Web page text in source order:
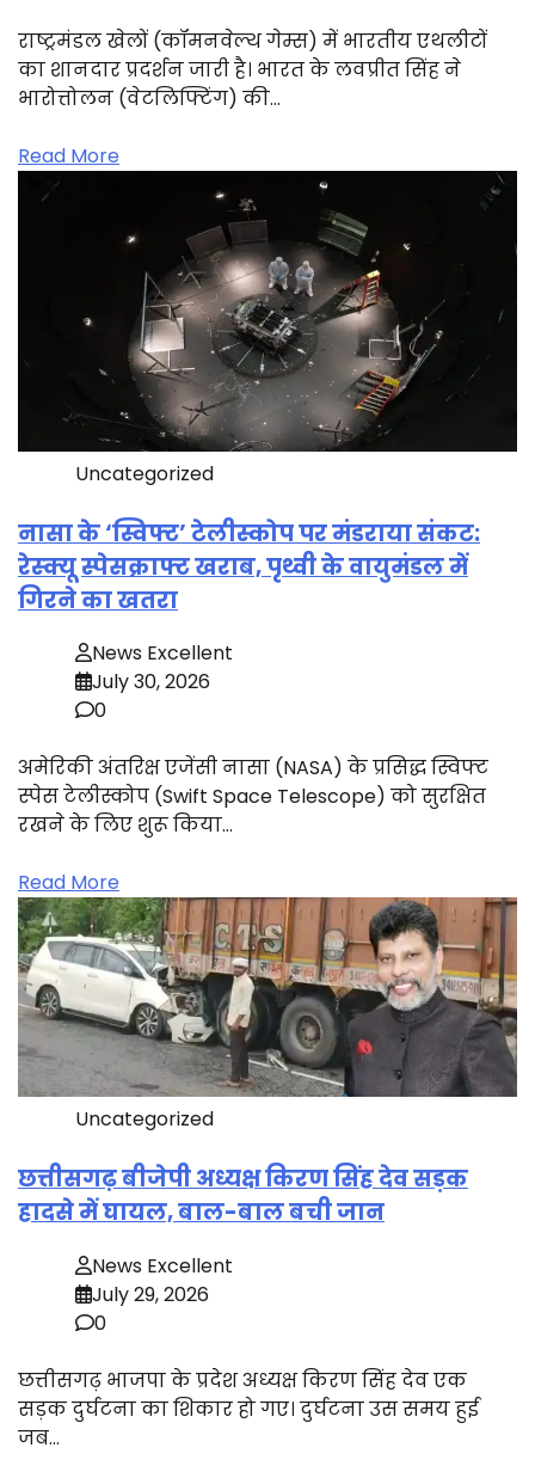
राष्ट्रमंडल खेलों (कॉमनवेल्थ गेम्स) में भारतीय एथलीटों
का शानदार प्रदर्शन जारी है। भारत के लवप्रीत सिंह ने
भारोत्तोलन (वेटलिफ्टिंग) की…
Read More
Uncategorized
नासा के ‘स्विफ्ट’ टेलीस्कोप पर मंडराया संकट:
रेस्क्यू स्पेसक्राफ्ट खराब, पृथ्वी के वायुमंडल में
गिरने का खतरा
News Excellent
July 30, 2026
0
अमेरिकी अंतरिक्ष एजेंसी नासा (NASA) के प्रसिद्ध स्विफ्ट
स्पेस टेलीस्कोप (Swift Space Telescope) को सुरक्षित
रखने के लिए शुरू किया…
Read More
Uncategorized
छत्तीसगढ़ बीजेपी अध्यक्ष किरण सिंह देव सड़क
हादसे में घायल, बाल-बाल बची जान
News Excellent
July 29, 2026
0
छत्तीसगढ़ भाजपा के प्रदेश अध्यक्ष किरण सिंह देव एक
सड़क दुर्घटना का शिकार हो गए। दुर्घटना उस समय हुई
जब…